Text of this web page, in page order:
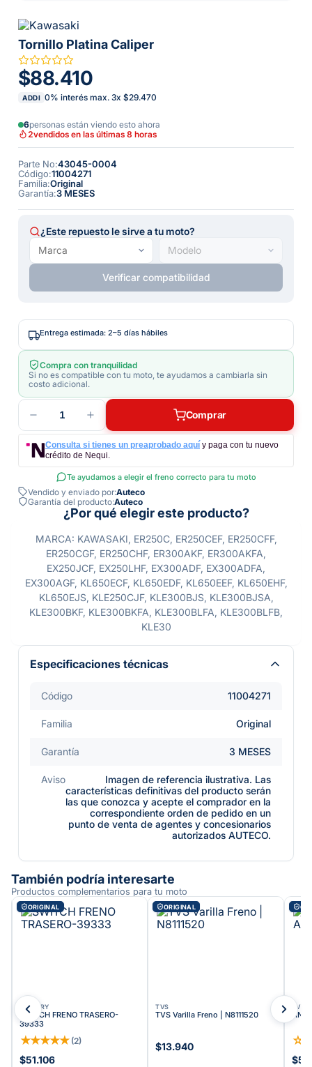
Tornillo Platina Caliper
$88.410
ADDI 0% interés max. 3x $29.470
6personas están viendo esto ahora
2vendidos en las últimas 8 horas
Parte No:43045-0004
Código:11004271
Familia:Original
Garantía:3 MESES
¿Este repuesto le sirve a tu moto?
Verificar compatibilidad
Entrega estimada: 2–5 días hábiles
Compra con tranquilidad
Si no es compatible con tu moto, te ayudamos a cambiarla sin
costo adicional.
1 Comprar
Consulta si tienes un preaprobado aquí y paga con tu nuevo
crédito de Nequi.
Te ayudamos a elegir el freno correcto para tu moto
Vendido y enviado por:Auteco
Garantía del producto:Auteco
¿Por qué elegir este producto?
MARCA: KAWASAKI, ER250C, ER250CEF, ER250CFF,
ER250CGF, ER250CHF, ER300AKF, ER300AKFA,
EX250JCF, EX250LHF, EX300ADF, EX300ADFA,
EX300AGF, KL650ECF, KL650EDF, KL650EEF, KL650EHF,
KL650EJS, KLE250CJF, KLE300BJS, KLE300BJSA,
KLE300BKF, KLE300BKFA, KLE300BLFA, KLE300BLFB,
KLE30
Especificaciones técnicas
Código 11004271
Familia Original
Garantía 3 MESES
Aviso
Imagen de referencia ilustrativa. Las
características definitivas del producto serán
las que conozca y acepte el comprador en la
correspondiente orden de pedido en un
punto de venta de agentes y concesionarios
autorizados AUTECO.
También podría interesarte
Productos complementarios para tu moto
ORIGINAL
VICTORY
SWITCH FRENO TRASERO-
39333
★★★★★ (2)
$51.106
ORIGINAL
TVS
TVS Varilla Freno | N8111520
$13.940
TVS
☆